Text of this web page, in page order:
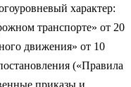
характер:
транспорте» от 20
движения» от 10
(«Правила